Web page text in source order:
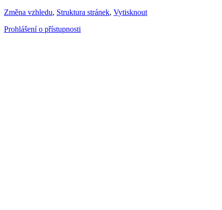
Změna vzhledu, Struktura stránek, Vytisknout
Prohlášení o přístupnosti